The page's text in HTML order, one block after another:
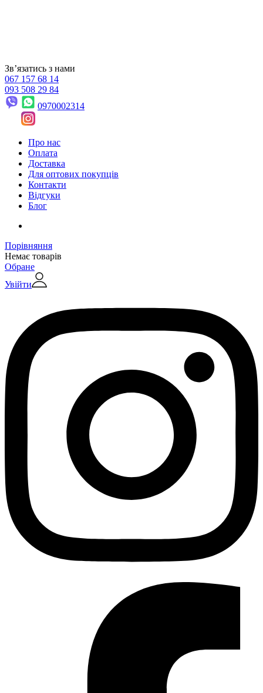
Звʼязатись з нами
067 157 68 14
093 508 29 84
0970002314
Про нас
Оплата
Доставка
Для оптових покупців
Контакти
Відгуки
Блог
Порівняння
Немає товарів
Обране
Увійти